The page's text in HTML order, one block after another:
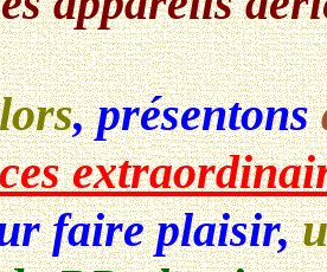
, présentons
faire plaisir,